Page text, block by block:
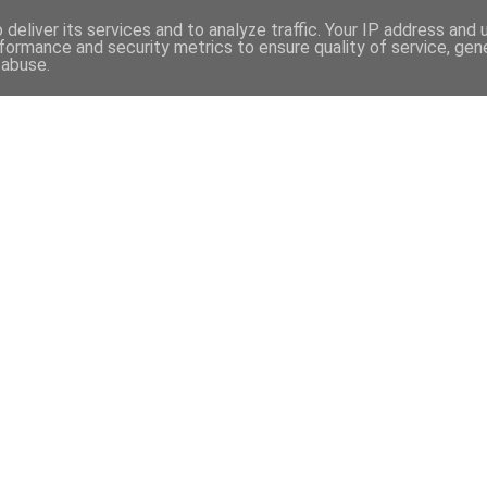
its services and to analyze traffic. Your IP address and
and security metrics to ensure quality of service,